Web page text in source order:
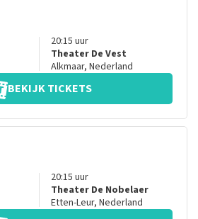
20:15 uur
Theater De Vest
Alkmaar, Nederland
BEKIJK TICKETS
20:15 uur
Theater De Nobelaer
Etten-Leur, Nederland